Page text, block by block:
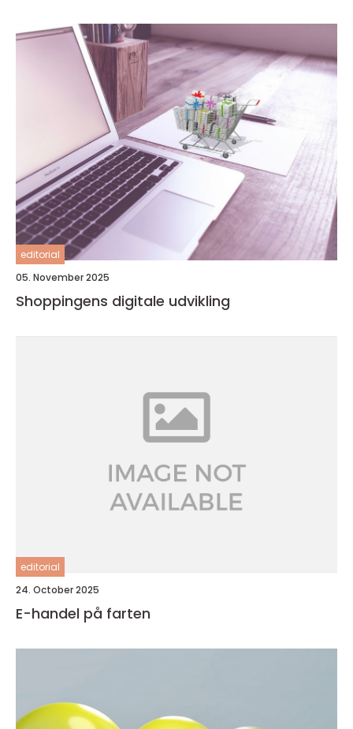
editorial
05. November 2025
Shoppingens digitale udvikling
editorial
24. October 2025
E-handel på farten